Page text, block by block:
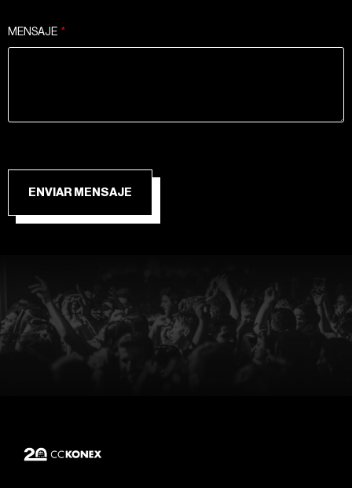
MENSAJE
ENVIAR MENSAJE